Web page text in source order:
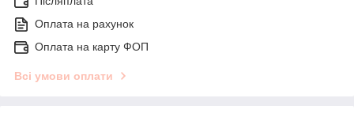
Оплата на рахунок
Оплата на карту ФОП
Всі умови оплати